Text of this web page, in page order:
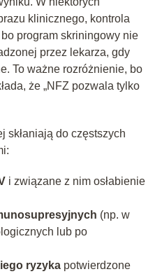
klinicznego, kontrola
program skriningowy nie
przez lekarza, gdy
To ważne rozróżnienie, bo
że „NFZ pozwala tylko
skłaniają do częstszych
i związane z nim osłabienie
(np. w
lub po
ryzykapotwierdzone